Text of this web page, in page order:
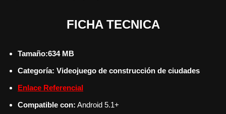
FICHA TECNICA
Tamaño:634 MB
Categoría: Videojuego de construcción de ciudades
Enlace Referencial
Compatible con: Android 5.1+